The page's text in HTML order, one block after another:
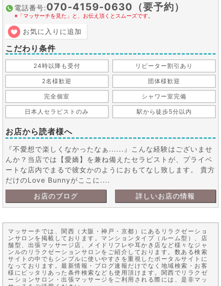
電話番号:070-4159-0630（要予約）
※「マッサーチを見た」と、お伝え頂くとスムーズです。
お気に入りに追加
こだわり条件
24時以降も受付 リピーター割引あり
2名様歓迎 団体様歓迎
完全個室 シャワー室完備
日本人セラピストのみ 駅から徒歩5分以内
詳しいお店の情報
お店のブログ
お店から読者様へ
『不愛想で楽しくなかったなぁ......』こんな経験はございませ
んか？当店では【愛嬌】を兼ね備えたセラピストが、プライベ
ートな店内でまるで彼女かのようにおもてなし致します。 貴方
だけのLove Bunnyがここに....
マッサーチでは、関西（大阪・神戸・京都）にあるリラクゼーショ
ンサロンを掲載しております。マンションタイプ（ルーム型）、店
舗型、出張マッサージ店、メイドリフレや耳かき店など様々なジャ
ンルのリラクゼーションサロンをご紹介しております。数ある検索
サイトの中でもシンプルに使いやすさを重視したポータルサイトに
なっております。最新情報・ブログ速報だけでなく地域検索・お客
様にピッタリあった条件検索なども使用頂けます。関西でリラクゼ
ーションサロン・出張マッサージをご利用される際には、是非マッ